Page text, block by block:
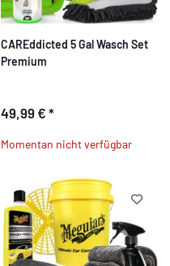
CAREddicted 5 Gal Wasch Set
Premium
49,99 € *
Momentan nicht verfügbar